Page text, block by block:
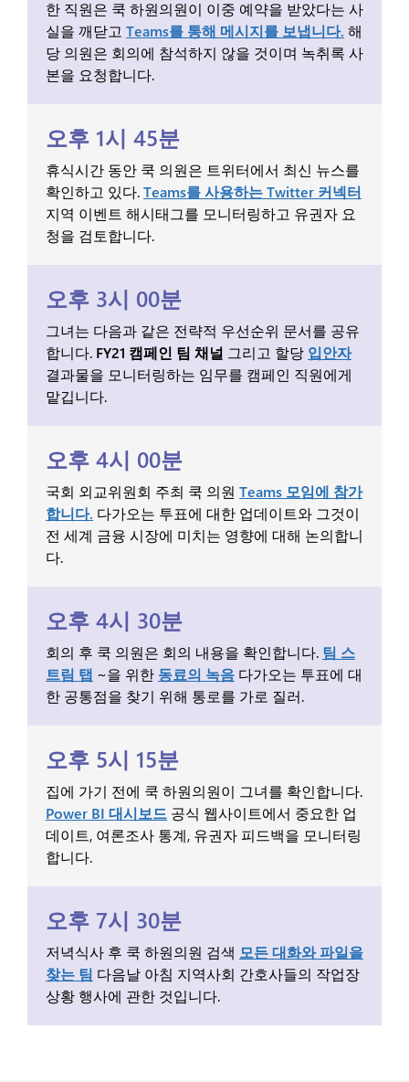
한 직원은 쿡 하원의원이 이중 예약을 받았다는 사
실을 깨닫고 Teams를 통해 메시지를 보냅니다. 해
당 의원은 회의에 참석하지 않을 것이며 녹취록 사
본을 요청합니다.
오후 1시 45분
휴식시간 동안 쿡 의원은 트위터에서 최신 뉴스를
확인하고 있다.Teams를 사용하는 Twitter 커넥터
지역 이벤트 해시태그를 모니터링하고 유권자 요
청을 검토합니다.
오후 3시 00분
그녀는 다음과 같은 전략적 우선순위 문서를 공유
합니다. FY21 캠페인 팀 채널 그리고 할당 입안자
결과물을 모니터링하는 임무를 캠페인 직원에게
맡깁니다.
오후 4시 00분
국회 외교위원회 주최 쿡 의원 Teams 모임에 참가
합니다. 다가오는 투표에 대한 업데이트와 그것이
전 세계 금융 시장에 미치는 영향에 대해 논의합니
다.
오후 4시 30분
회의 후 쿡 의원은 회의 내용을 확인합니다. 팀 스
트림 탭 ~을 위한 동료의 녹음 다가오는 투표에 대
한 공통점을 찾기 위해 통로를 가로 질러.
오후 5시 15분
집에 가기 전에 쿡 하원의원이 그녀를 확인합니다.
Power BI 대시보드 공식 웹사이트에서 중요한 업
데이트, 여론조사 통계, 유권자 피드백을 모니터링
합니다.
오후 7시 30분
저녁식사 후 쿡 하원의원 검색 모든 대화와 파일을
찾는 팀 다음날 아침 지역사회 간호사들의 작업장
상황 행사에 관한 것입니다.